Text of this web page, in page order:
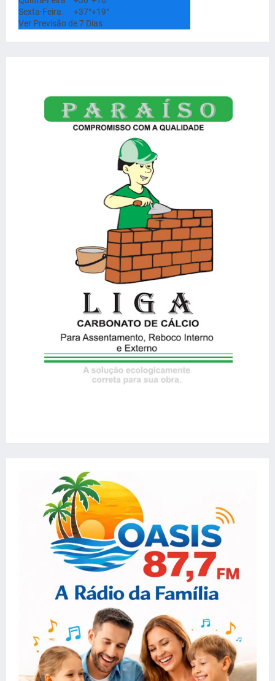
Sexta-Feira
+37°+19°
Ver Previsão de 7 Dias